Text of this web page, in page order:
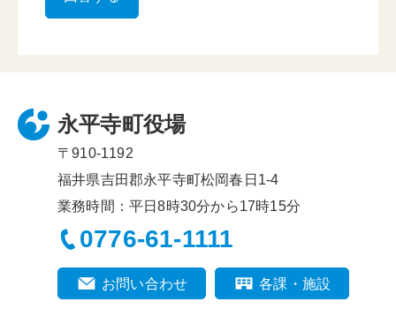
永平寺町役場
〒910-1192
福井県吉田郡永平寺町松岡春日1-4
業務時間：平日8時30分から17時15分
0776-61-1111
お問い合わせ 各課・施設